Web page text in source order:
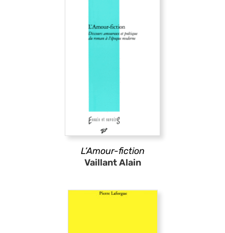
L’Amour-fiction
Vaillant Alain